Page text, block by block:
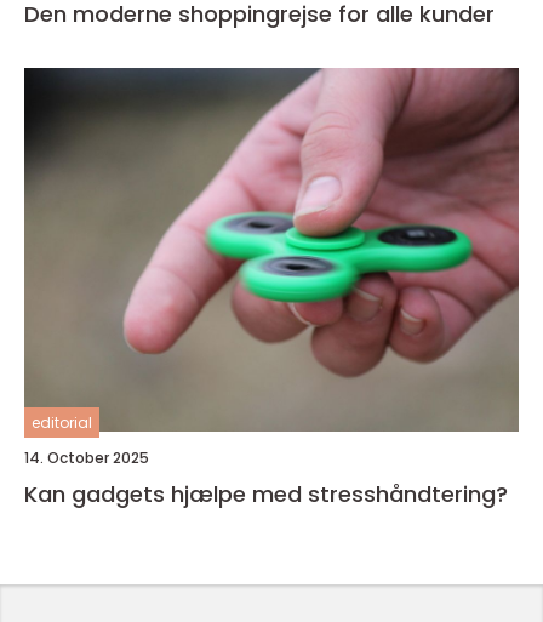
Den moderne shoppingrejse for alle kunder
editorial
14. October 2025
Kan gadgets hjælpe med stresshåndtering?